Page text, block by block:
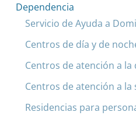
Dependencia
Servicio de Ayuda a
Centros de día y de
Centros de atención a la
Centros de atención a la
Residencias para